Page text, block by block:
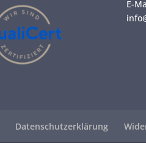
E-
Datenschutzerklärung